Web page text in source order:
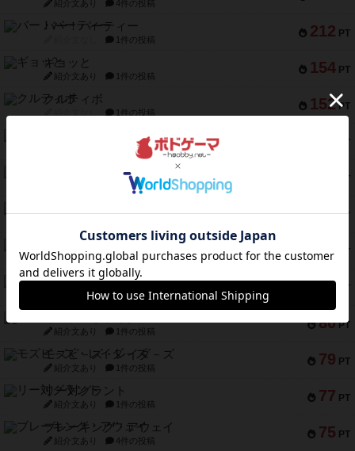
紹介文あり 4件の投稿
212 PT
バー！パーティー
1件の投稿
154 PT
ギョッと
紹介文あり 1件の投稿
152 PT
クルティボ
1件の投稿
PT
1件の投稿
PT
ドブル：ポケットモンスター
4件の投稿
118 PT
94 PT
ファースト・イン・フライト
紹介文あり 3件の投稿
88 PT
ダイススローン
紹介文なし 1件の投稿
80 PT
紹介文あり 1件の投稿
79 PT
モズビ－ズ・レイダ－ズ
紹介文あり 1件の投稿
77 PT
リー対グラント
紹介文あり 1件の投稿
75 PT
ブレーキング・アウェイ
紹介文あり 4件の投稿